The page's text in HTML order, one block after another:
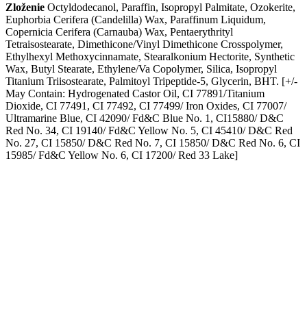
Zloženie Octyldodecanol, Paraffin, Isopropyl Palmitate, Ozokerite,
Euphorbia Cerifera (Candelilla) Wax, Paraffinum Liquidum,
Copernicia Cerifera (Carnauba) Wax, Pentaerythrityl
Tetraisostearate, Dimethicone/Vinyl Dimethicone Crosspolymer,
Ethylhexyl Methoxycinnamate, Stearalkonium Hectorite, Synthetic
Wax, Butyl Stearate, Ethylene/Va Copolymer, Silica, Isopropyl
Titanium Triisostearate, Palmitoyl Tripeptide-5, Glycerin, BHT. [+/-
May Contain: Hydrogenated Castor Oil, CI 77891/Titanium
Dioxide, CI 77491, CI 77492, CI 77499/ Iron Oxides, CI 77007/
Ultramarine Blue, CI 42090/ Fd&C Blue No. 1, CI15880/ D&C
Red No. 34, CI 19140/ Fd&C Yellow No. 5, CI 45410/ D&C Red
No. 27, CI 15850/ D&C Red No. 7, CI 15850/ D&C Red No. 6, CI
15985/ Fd&C Yellow No. 6, CI 17200/ Red 33 Lake]